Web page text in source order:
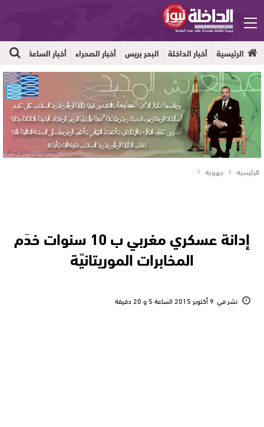
الرئيسية أخبار الداخلة البحر بريس أخبار الصحراء أخبار الساعة
الرئيسية جهوية
إدانة عسكري مغربي ب 10 سنوات خدَم
المخابرات الموريتانيّة
نشر في 9 أكتوبر 2015 الساعة 5 و 20 دقيقة